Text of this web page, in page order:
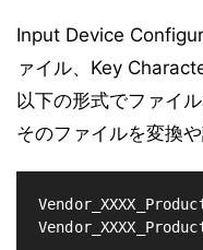
Input Device
ァイル、Key
以下の形式でファイ
そのファイルを変換